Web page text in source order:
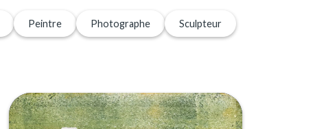
Peintre Photographe Sculpteur